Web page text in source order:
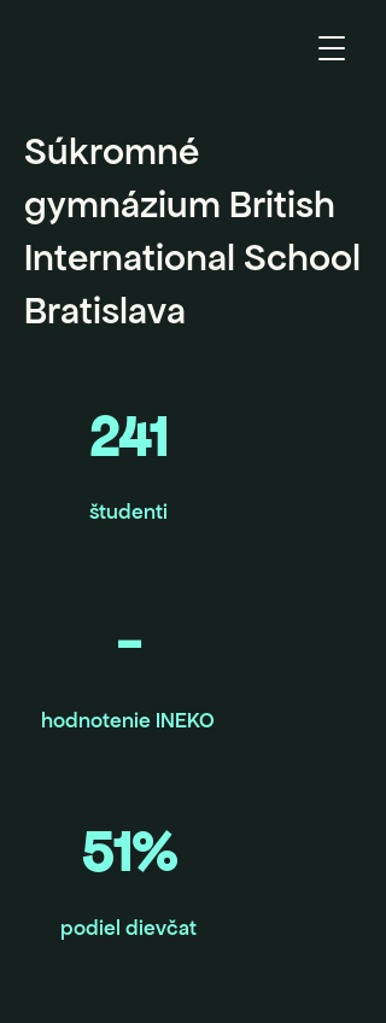
Súkromné
gymnázium British
International School
Bratislava
241
študenti
-
hodnotenie INEKO
51%
podiel dievčat